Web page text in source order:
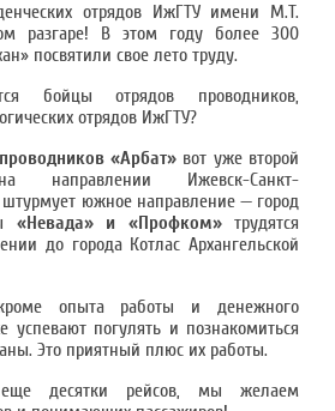
отрядов ИжГТУ имени М.Т.
разгаре! В этом году более 300
посвятили свое лето труду.
бойцы отрядов проводников,
отрядов ИжГТУ?
«Арбат» вот уже второй
направлении Ижевск-Санкт-
штурмует южное направление — город
«Невада» и «Профком»трудятся
до города Котлас Архангельской
опыта работы и денежного
успевают погулять и познакомиться
Это приятный плюс их работы.
десятки рейсов, мы желаем